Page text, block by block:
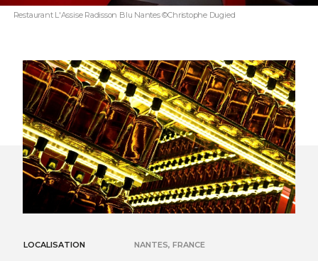
Restaurant L'Assise Radisson Blu Nantes ©Christophe Dugied
LOCALISATION NANTES, FRANCE